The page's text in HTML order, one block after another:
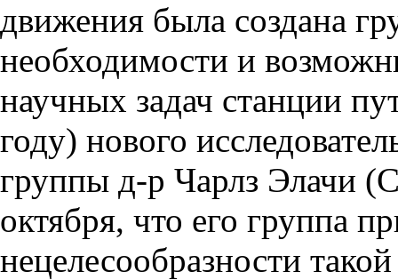
движения была созда­на
необходимости и
науч­ных задач станции
году) нового
группы д-р Чарлз Элачи
октября, что его группа
нецелесообразно­сти